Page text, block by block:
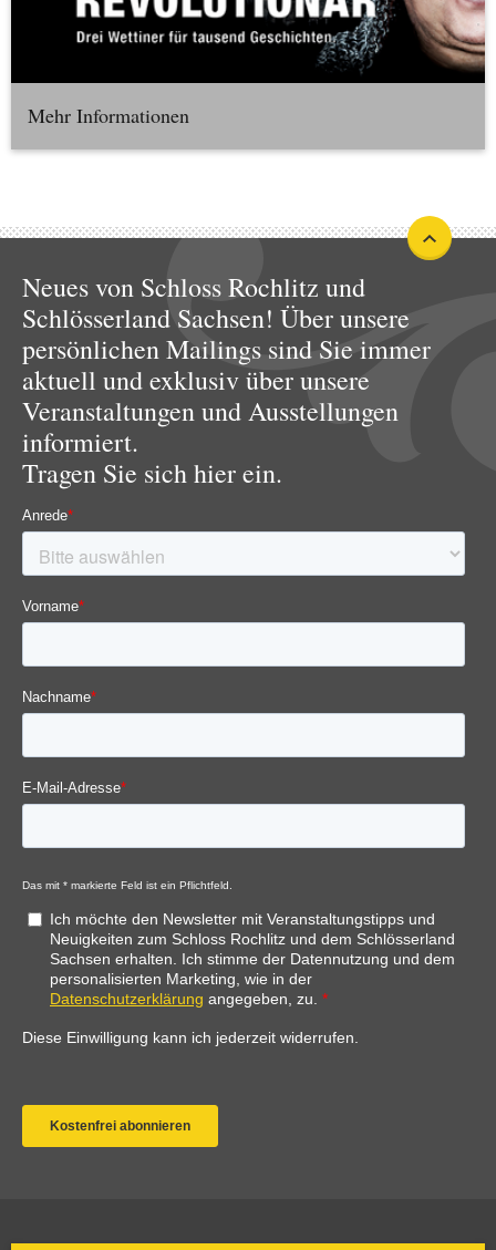
Mehr Informationen
Neues von Schloss Rochlitz und
Schlösserland Sachsen! Über unsere
persönlichen Mailings sind Sie immer
aktuell und exklusiv über unsere
Veranstaltungen und Ausstellungen
informiert.
Tragen Sie sich hier ein.